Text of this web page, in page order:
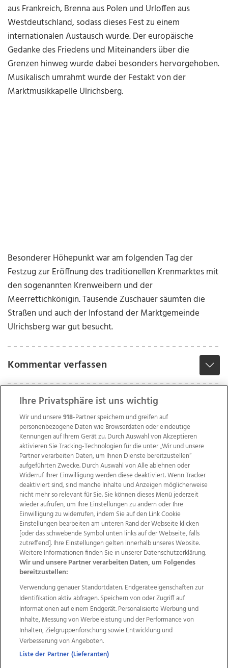
aus Frankreich, Brenna aus Polen und Urloffen aus
Westdeutschland, sodass dieses Fest zu einem
internationalen Austausch wurde. Der europäische
Gedanke des Friedens und Miteinanders über die
Grenzen hinweg wurde dabei besonders hervorgehoben.
Musikalisch umrahmt wurde der Festakt von der
Marktmusikkapelle Ulrichsberg.
Besonderer Höhepunkt war am folgenden Tag der
Festzug zur Eröffnung des traditionellen Krenmarktes mit
den sogenannten Krenweibern und der
Meerrettichkönigin. Tausende Zuschauer säumten die
Straßen und auch der Infostand der Marktgemeinde
Ulrichsberg war gut besucht.
Kommentar verfassen
Wir über uns Mediadaten Kontakt
Jobs
Datenschutz
Impressum
AGB Anzeigekunden
AGB Website
Ehrenkodex Politische Werbung
Weitere Angebote des Medienhauses Wimmer
TV1 di-mog-i.at OÖNow
Ischler Woche
Life Radio
OÖNachrichten
OÖN Immobilien
OÖN Karriere
OÖN Reise
Promenaden Galerien
Regionaljobs
wasistlos.at wirtrauern.at
Ihre Privatsphäre ist uns wichtig
Wir und unsere918-Partner speichern und greifen auf
personenbezogene Daten wie Browserdaten oder eindeutige
Kennungen auf Ihrem Gerät zu. Durch Auswahl von Akzeptieren
aktivieren Sie Tracking-Technologien für die unter „Wir und unsere
Partner verarbeiten Daten, um Ihnen Dienste bereitzustellen“
aufgeführten Zwecke. Durch Auswahl von Alle ablehnen oder
Widerruf Ihrer Einwilligung werden diese deaktiviert. Wenn Tracker
deaktiviert sind, sind manche Inhalte und Anzeigen möglicherweise
nicht mehr so relevant für Sie. Sie können dieses Menü jederzeit
wieder aufrufen, um Ihre Einstellungen zu ändern oder Ihre
Einwilligung zu widerrufen, indem Sie auf den Link Cookie
Einstellungen bearbeiten am unteren Rand der Webseite klicken
[oder das schwebende Symbol unten links auf der Webseite, falls
zutreffend]. Ihre Einstellungen gelten innerhalb unseres Website.
Weitere Informationen finden Sie in unserer Datenschutzerklärung.
Wir und unsere Partner verarbeiten Daten, um Folgendes
bereitzustellen:
Verwendung genauer Standortdaten. Endgeräteeigenschaften zur
Identifikation aktiv abfragen. Speichern von oder Zugriff auf
Informationen auf einem Endgerät. Personalisierte Werbung und
Inhalte, Messung von Werbeleistung und der Performance von
Inhalten, Zielgruppenforschung sowie Entwicklung und
Verbesserung von Angeboten.
Liste der Partner (Lieferanten)